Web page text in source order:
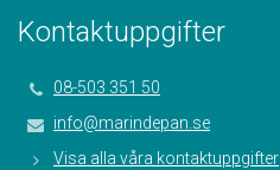
Kontaktuppgifter
08-503 351 50
info@marindepan.se
Visa alla våra kontaktuppgifter